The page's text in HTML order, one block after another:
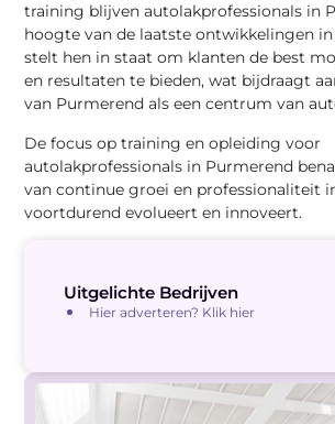
training blijven autolakprofessionals in
hoogte van de laatste ontwikkelingen
stelt hen in staat om klanten de best
en resultaten te bieden, wat bijdraagt
van Purmerend als een centrum van
De focus op training en opleiding voor
autolakprofessionals in Purmerend
van continue groei en professionaliteit
voortdurend evolueert en innoveert.
Uitgelichte Bedrijven
Hier adverteren? Klik hier